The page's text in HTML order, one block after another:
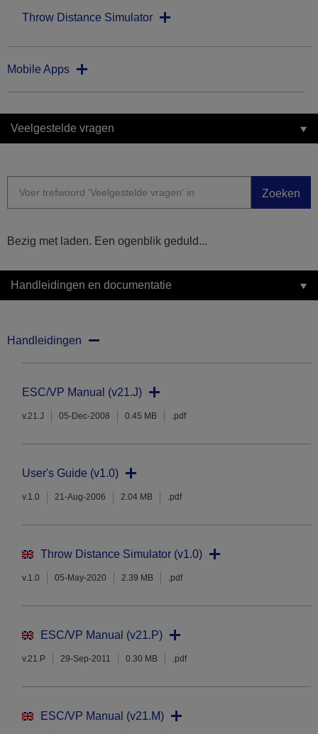
Throw Distance Simulator
Mobile Apps
Veelgestelde vragen
Zoeken
Bezig met laden. Een ogenblik geduld...
Handleidingen en documentatie
Handleidingen
ESC/VP Manual (v21.J)
v.21.J 05-Dec-2008 0.45 MB .pdf
User's Guide (v1.0)
v.1.0 21-Aug-2006 2.04 MB .pdf
Throw Distance Simulator (v1.0)
v.1.0 05-May-2020 2.39 MB .pdf
ESC/VP Manual (v21.P)
v.21.P 29-Sep-2011 0.30 MB .pdf
ESC/VP Manual (v21.M)